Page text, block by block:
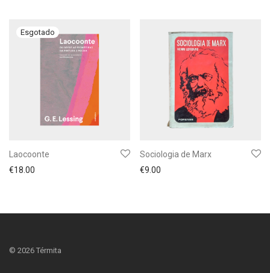
Laocoonte
€18.00
Sociologia de Marx
€9.00
© 2026 Térmita